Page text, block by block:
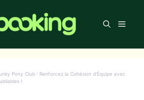
Menu
Pony Club : Renforcez la Cohésion d’Équipe avec
!